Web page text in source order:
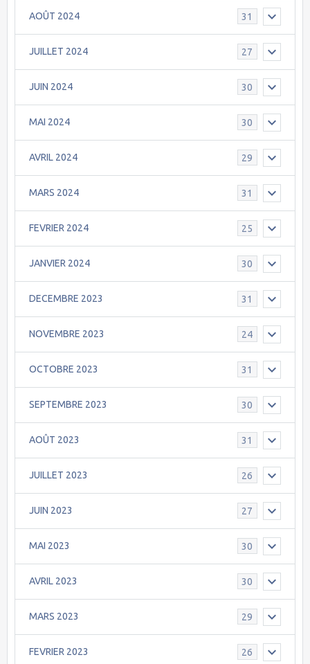
AOÛT 2024 31
JUILLET 2024 27
JUIN 2024 30
MAI 2024 30
AVRIL 2024 29
MARS 2024 31
FEVRIER 2024 25
JANVIER 2024 30
DECEMBRE 2023 31
NOVEMBRE 2023 24
OCTOBRE 2023 31
SEPTEMBRE 2023 30
AOÛT 2023 31
JUILLET 2023 26
JUIN 2023 27
MAI 2023 30
AVRIL 2023 30
MARS 2023 29
FEVRIER 2023 26